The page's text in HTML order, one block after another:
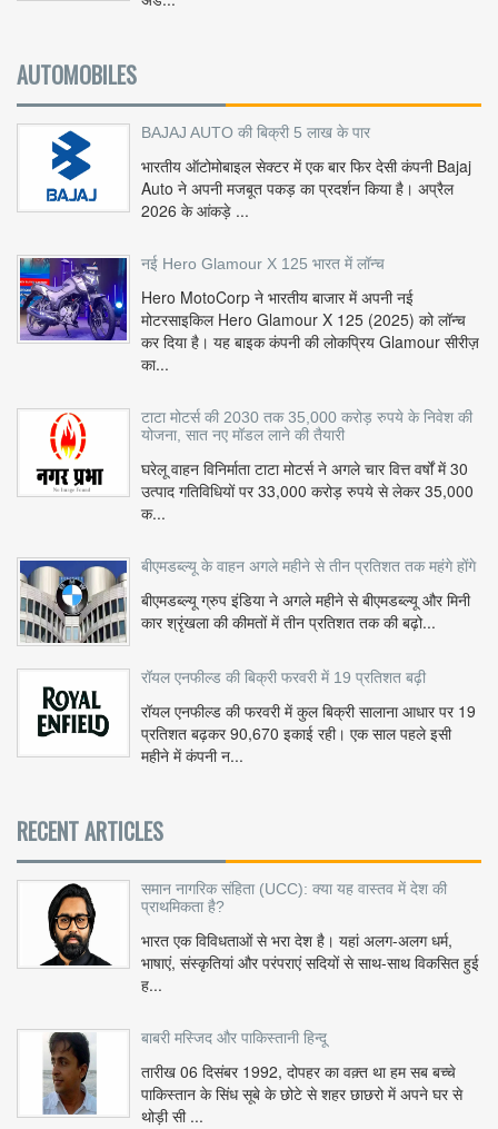
AUTOMOBILES
BAJAJ AUTO की बिक्री 5 लाख के पार
भारतीय ऑटोमोबाइल सेक्टर में एक बार फिर देसी कंपनी Bajaj
Auto ने अपनी मजबूत पकड़ का प्रदर्शन किया है। अप्रैल
2026 के आंकड़े ...
नई Hero Glamour X 125 भारत में लॉन्च
Hero MotoCorp ने भारतीय बाजार में अपनी नई
मोटरसाइकिल Hero Glamour X 125 (2025) को लॉन्च
कर दिया है। यह बाइक कंपनी की लोकप्रिय Glamour सीरीज़
का...
टाटा मोटर्स की 2030 तक 35,000 करोड़ रुपये के निवेश की
योजना, सात नए मॉडल लाने की तैयारी
घरेलू वाहन विनिर्माता टाटा मोटर्स ने अगले चार वित्त वर्षों में 30
उत्पाद गतिविधियों पर 33,000 करोड़ रुपये से लेकर 35,000
क...
बीएमडब्ल्यू के वाहन अगले महीने से तीन प्रतिशत तक महंगे होंगे
बीएमडब्ल्यू ग्रुप इंडिया ने अगले महीने से बीएमडब्ल्यू और मिनी
कार श्रृंखला की कीमतों में तीन प्रतिशत तक की बढ़ो...
रॉयल एनफील्ड की बिक्री फरवरी में 19 प्रतिशत बढ़ी
रॉयल एनफील्ड की फरवरी में कुल बिक्री सालाना आधार पर 19
प्रतिशत बढ़कर 90,670 इकाई रही। एक साल पहले इसी
महीने में कंपनी न...
RECENT ARTICLES
समान नागरिक संहिता (UCC): क्या यह वास्तव में देश की
प्राथमिकता है?
भारत एक विविधताओं से भरा देश है। यहां अलग-अलग धर्म,
भाषाएं, संस्कृतियां और परंपराएं सदियों से साथ-साथ विकसित हुई
ह...
बाबरी मस्जिद और पाकिस्तानी हिन्दू
तारीख 06 दिसंबर 1992, दोपहर का वक़्त था हम सब बच्चे
पाकिस्तान के सिंध सूबे के छोटे से शहर छाछरो में अपने घर से
थोड़ी सी ...